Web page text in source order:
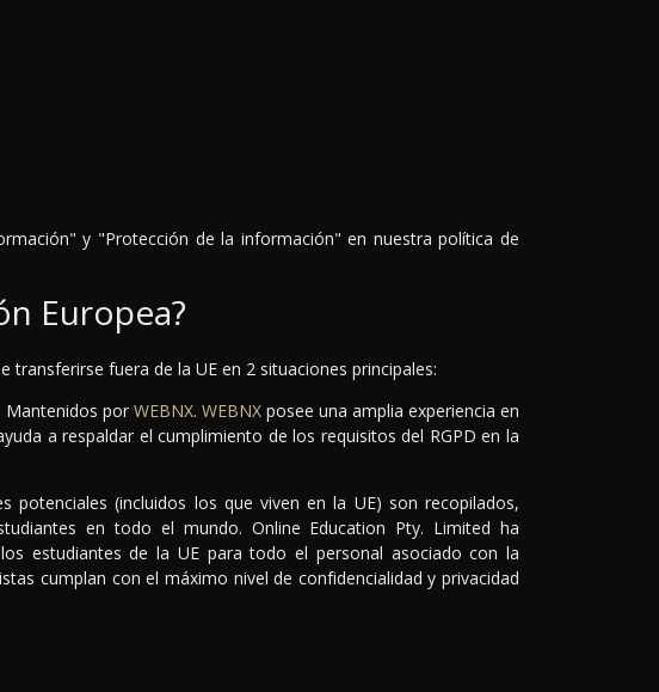
y "Protección de la información" en nuestra política de
Europea?
fuera de la UE en 2 situaciones principales:
Mantenidos por WEBNX. WEBNXposee una amplia experiencia en
a respaldar el cumplimiento de los requisitos del RGPD en la
(incluidos los que viven en la UE) son recopilados,
en todo el mundo. Online Education Pty. Limited ha
estudiantes de la UE para todo el personal asociado con la
cumplan con el máximo nivel de confidencialidad y privacidad